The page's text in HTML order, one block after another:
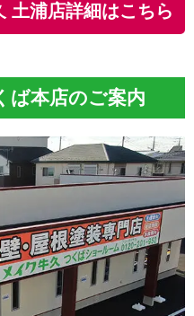
土浦店詳細はこちら
ば本店のご案内